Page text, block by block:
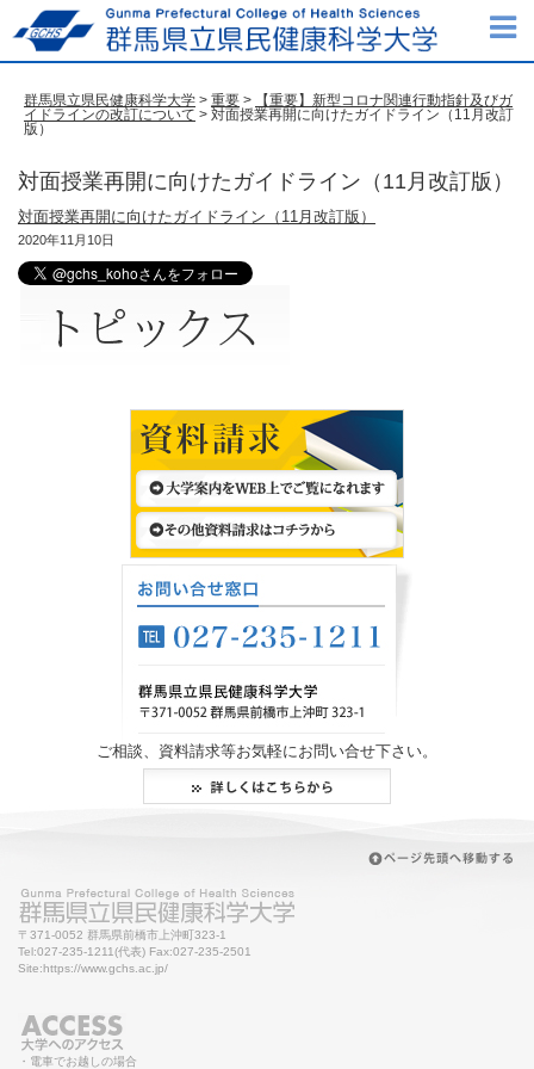
群馬県立県民健康科学大学 > 重要 >
【重要】新型コロナ関連行動指針及びガ
イドラインの改訂について > 対面授業再開に向けたガイドライン（11月改訂
版）
対面授業再開に向けたガイドライン（11月改訂版）
対面授業再開に向けたガイドライン（11月改訂版）
2020年11月10日
ご相談、資料請求等お気軽にお問い合せ下さい。
〒371-0052 群馬県前橋市上沖町323-1
Tel:027-235-1211(代表) Fax:027-235-2501
Site:https://www.gchs.ac.jp/
・電車でお越しの場合